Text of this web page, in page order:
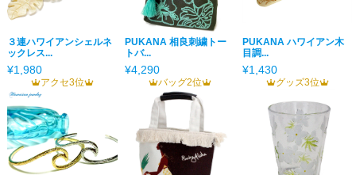
３連ハワイアンシェルネ
ックレス...
¥1,980
PUKANA 相良刺繍トー
トバ...
¥4,290
PUKANA ハワイアン木
目調...
¥1,430
アクセ3位 バッグ2位 グッズ3位